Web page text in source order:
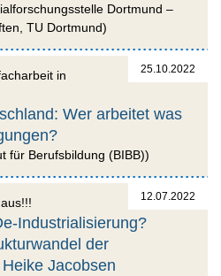
Dortmund –
TU Dortmund)
25.10.2022
in
Wer arbeitet was
für Berufsbildung (BIBB))
12.07.2022
Industrialisierung?
der
Jacobsen